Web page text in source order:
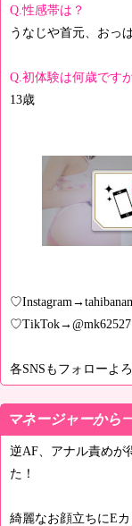
Q.性感帯は？
うなじや首元、おっ
Q.初体験は何歳です
13歳
♡TikTok→@mk62527
各SNSもフォローよ
マネージャーから
逆AF、アナル責めが
た！
綺麗なお顔立ちにE